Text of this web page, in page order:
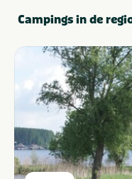
Campings in de